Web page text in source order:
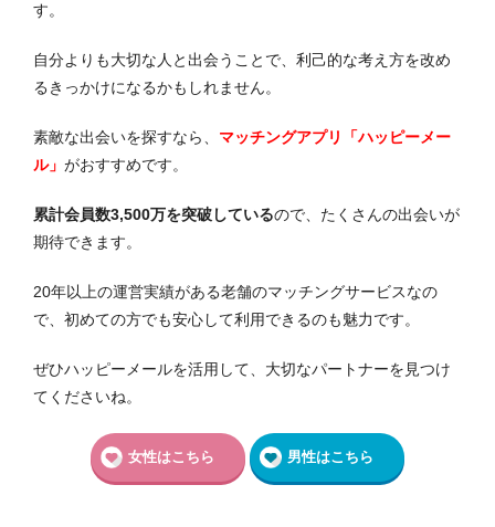
す。
自分よりも大切な人と出会うことで、利己的な考え方を改め
るきっかけになるかもしれません。
素敵な出会いを探すなら、 マッチングアプリ「ハッピーメー
ル」 がおすすめです。
累計会員数3,500万を突破しているので、たくさんの出会いが
期待できます。
20年以上の運営実績がある老舗のマッチングサービスなの
で、初めての方でも安心して利用できるのも魅力です。
ぜひハッピーメールを活用して、大切なパートナーを見つけ
てくださいね。
女性はこちら 男性はこちら